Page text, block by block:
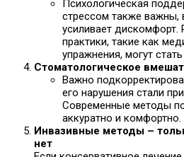
Психологическая
стрессом также важны,
усиливает дискомфорт.
практики, такие как
упражнения, могут
Стоматологическое
Важно
его нарушения стали
Современные методы
аккуратно и комфортно.
Инвазивные методы –
нет